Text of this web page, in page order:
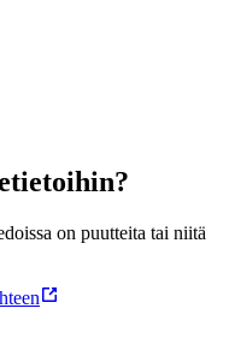
on puutteita tai niitä